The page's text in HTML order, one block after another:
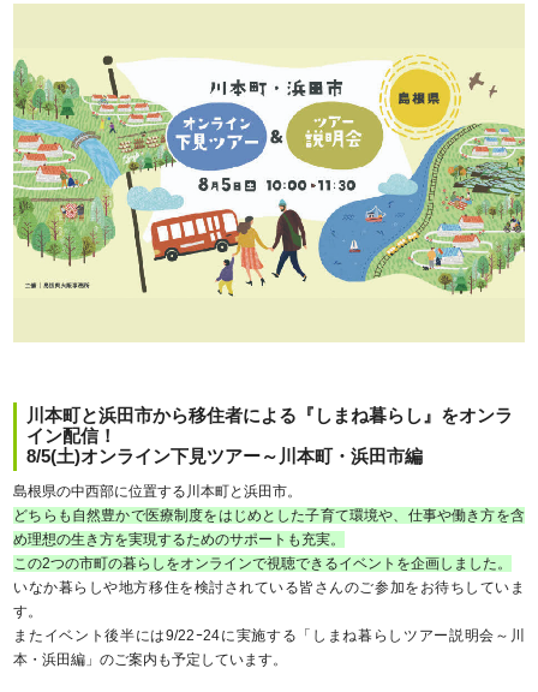
川本町と浜田市から移住者による『しまね暮らし』をオンラ
イン配信！
8/5(土)オンライン下見ツアー～川本町・浜田市編
島根県の中西部に位置する川本町と浜田市。
どちらも自然豊かで医療制度をはじめとした子育て環境や、仕事や働き方を含
め理想の生き方を実現するためのサポートも充実。
この2つの市町の暮らしをオンラインで視聴できるイベントを企画しました。
いなか暮らしや地方移住を検討されている皆さんのご参加をお待ちしていま
す。
またイベント後半には9/22ｰ24に実施する「しまね暮らしツアー説明会～川
本・浜田編」のご案内も予定しています。